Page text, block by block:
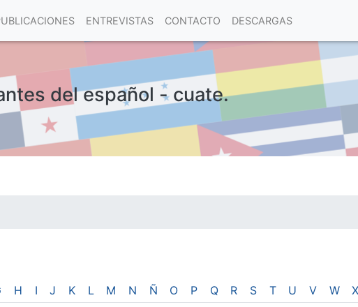
ENTREVISTAS CONTACTO DESCARGAS
del español - cuate.
de las visitas.
H I J K L M N Ñ O P Q R S T U V W X